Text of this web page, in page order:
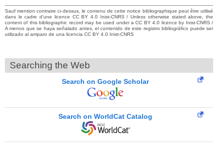
Sauf mention contraire ci-dessus, le contenu de cette notice bibliographique peut être utilisé
dans le cadre d’une licence CC BY 4.0 Inist-CNRS / Unless otherwise stated above, the
content of this bibliographic record may be used under a CC BY 4.0 licence by Inist-CNRS /
A menos que se haya señalado antes, el contenido de este registro bibliográfico puede ser
utilizado al amparo de una licencia CC BY 4.0 Inist-CNRS
Searching the Web
Search on Google Scholar
Search on WorldCat Catalog